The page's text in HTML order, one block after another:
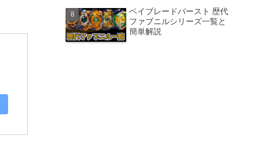
ベイブレードバースト 歴代
ファブニルシリーズ一覧と
簡単解説